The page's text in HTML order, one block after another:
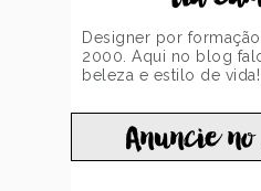
Designer por
2000. Aqui no blog
beleza e estilo de vida!
Anuncie